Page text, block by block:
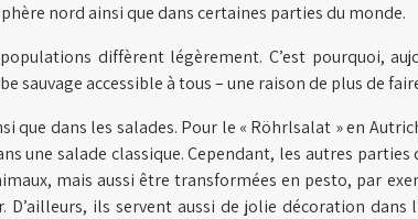
nord ainsi que dans certaines parties du monde.
diffèrent légèrement. C’est pourquoi,
sauvage accessible à tous – une raison de plus de
dans les salades. Pour le « Röhrlsalat » en
une salade classique. Cependant, les autres
mais aussi être transformées en pesto, par
ils servent aussi de jolie décoration dans